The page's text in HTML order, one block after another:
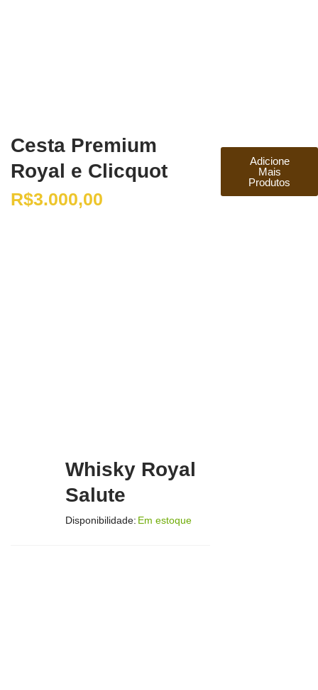
Cesta Premium
Royal e Clicquot
R$3.000,00
Whisky Royal
Salute
Disponibilidade: Em estoque
Adicione
Mais
Produtos